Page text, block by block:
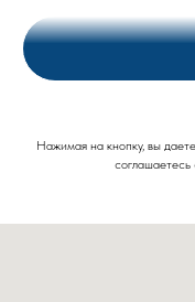
Нажимая на кнопку, вы